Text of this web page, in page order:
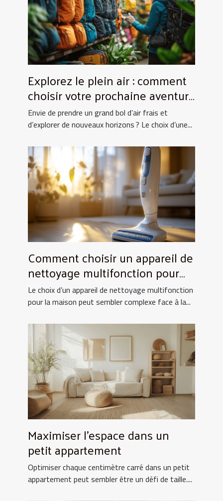
Explorez le plein air : comment
choisir votre prochaine aventure
nature ?
Envie de prendre un grand bol d’air frais et
d’explorer de nouveaux horizons ? Le choix d’une...
Comment choisir un appareil de
nettoyage multifonction pour
votre maison ?
Le choix d’un appareil de nettoyage multifonction
pour la maison peut sembler complexe face à la...
Maximiser l'espace dans un
petit appartement
Optimiser chaque centimètre carré dans un petit
appartement peut sembler être un défi de taille....